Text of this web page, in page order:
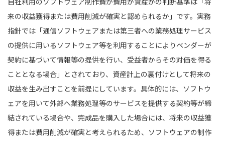
来の収益獲得または費用削減が確実と認められるか」です。実務
指針では「通信ソフトウェアまたは第三者への業務処理サービス
の提供に用いるソフトウェア等を利用することによりベンダーが
契約に基づいて情報等の提供を行い、受益者からその対価を得る
こととなる場合」とされており、資産計上の裏付けとして将来の
収益を生み出すことを前提にしています。具体的には、ソフトウ
ェアを用いて外部へ業務処理等のサービスを提供する契約等が締
結されている場合や、完成品を購入した場合には、将来の収益獲
得または費用削減が確実と考えられるため、ソフトウェアの制作